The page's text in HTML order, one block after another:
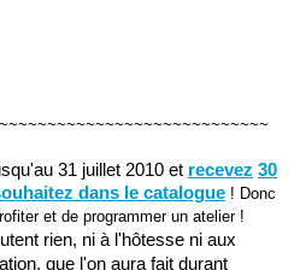
31 juillet 2010 et recevez 30
dans le catalogue ! Donc
et de programmer un atelier !
rien, ni à l'hôtesse ni aux
que l'on aura fait durant